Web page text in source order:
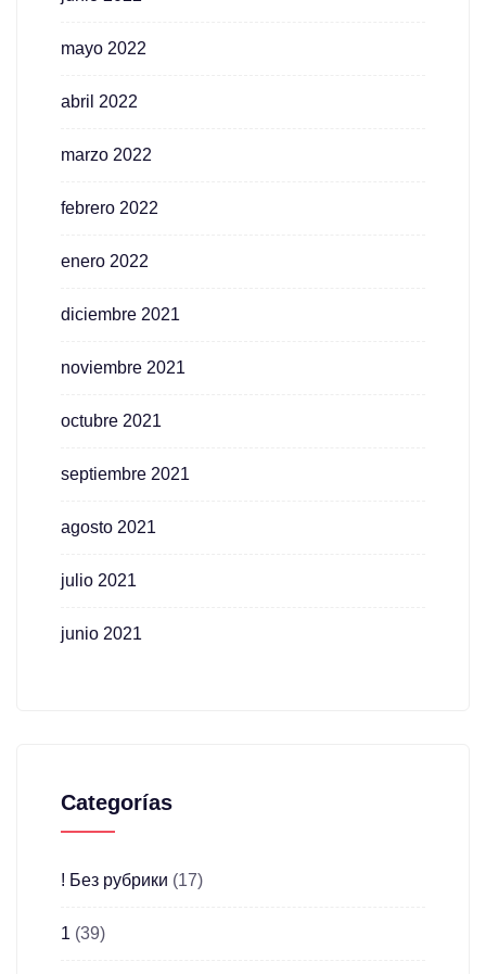
mayo 2022
abril 2022
marzo 2022
febrero 2022
enero 2022
diciembre 2021
noviembre 2021
octubre 2021
septiembre 2021
agosto 2021
julio 2021
junio 2021
Categorías
! Без рубрики (17)
1 (39)